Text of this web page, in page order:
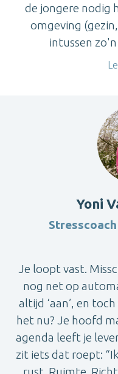
de jongere nodig
omgeving
intussen
Yoni
Je loopt vast.
nog net op
altijd ‘aan’, en
het nu? Je hoofd
agenda leeft je
zit iets dat roept: